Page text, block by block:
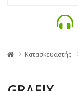
Κατασκευαστής